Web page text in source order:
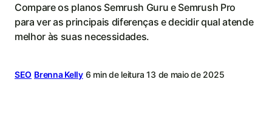
Compare os planos Semrush Guru e Semrush Pro
para ver as principais diferenças e decidir qual atende
melhor às suas necessidades.
SEO Brenna Kelly 6 min de leitura 13 de maio de 2025